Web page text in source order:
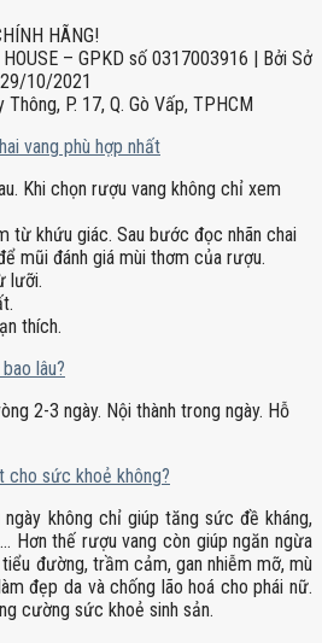
HÃNG!
– GPKD số 0317003916 | Bởi Sở
10/2021
P. 17, Q. Gò Vấp, TPHCM
vang phù hợp nhất
Khi chọn rượu vang không chỉ xem
từ khứu giác. Sau bước đọc nhãn chai
mũi đánh giá mùi thơm của rượu.
lưỡi.
thích.
lâu?
2-3 ngày. Nội thành trong ngày. Hỗ
cho sức khoẻ không?
không chỉ giúp tăng sức đề kháng,
Hơn thế rượu vang còn giúp ngăn ngừa
đường, trầm cảm, gan nhiễm mỡ, mù
đẹp da và chống lão hoá cho phái nữ.
cường sức khoẻ sinh sản.